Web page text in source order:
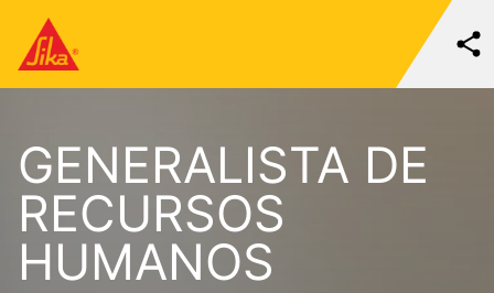
GENERALISTA DE
RECURSOS
HUMANOS